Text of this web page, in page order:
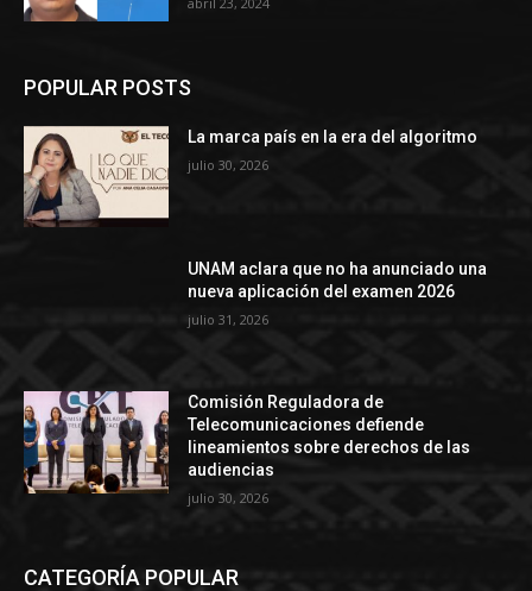
POPULAR POSTS
La marca país en la era del algoritmo
julio 30, 2026
UNAM aclara que no ha anunciado una
nueva aplicación del examen 2026
julio 31, 2026
Comisión Reguladora de
Telecomunicaciones defiende
lineamientos sobre derechos de las
audiencias
julio 30, 2026
CATEGORÍA POPULAR